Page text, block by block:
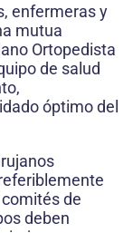
enfermeras y
mutua
Ortopedista
de salud
óptimo del
de
deben